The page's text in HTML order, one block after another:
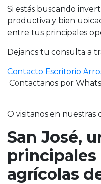
Si estás buscando
productiva y bien
entre tus principales
Dejanos tu consulta a
Contacto Escritorio
Contactanos por
O visitanos en nuestras
San José,
principales
agrícolas